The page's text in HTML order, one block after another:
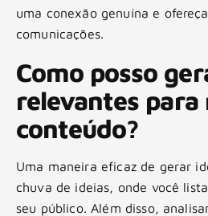
uma conexão genuína e
comunicações.
Como posso
relevantes para
conteúdo?
Uma maneira eficaz de gerar
chuva de ideias, onde você
seu público. Além disso,